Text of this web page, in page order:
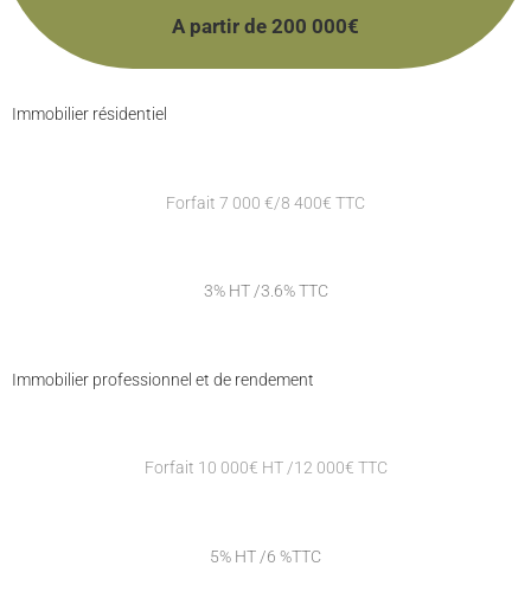
A partir de 200 000€
Immobilier résidentiel
Forfait 7 000 €/8 400€ TTC
3% HT /3.6% TTC
Immobilier professionnel et de rendement
Forfait 10 000€ HT /12 000€ TTC
5% HT /6 %TTC